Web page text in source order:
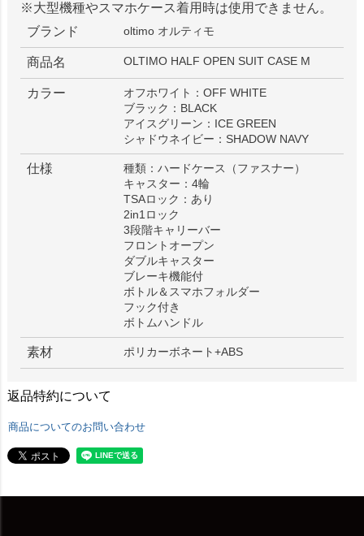
※大型機種やスマホケース着用時は使用できません。
ブランド
oltimo オルティモ
商品名 OLTIMO HALF OPEN SUIT CASE M
カラー
オフホワイト：OFF WHITE
ブラック：BLACK
アイスグリーン：ICE GREEN
シャドウネイビー：SHADOW NAVY
仕様
種類：ハードケース（ファスナー）
キャスター：4輪
TSAロック：あり
2in1ロック
3段階キャリーバー
フロントオープン
ダブルキャスター
ブレーキ機能付
ボトル＆スマホフォルダー
フック付き
ボトムハンドル
素材 ポリカーボネート+ABS
返品特約について
商品についてのお問い合わせ